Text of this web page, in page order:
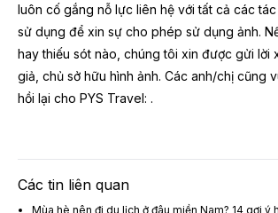
luôn cố gắng nỗ lực liên hệ với tất cả các
sử dụng để xin sự cho phép sử dụng ảnh.
hay thiếu sót nào, chúng tôi xin được gửi lời
giả, chủ sở hữu hình ảnh. Các anh/chị cũng
hồi lại cho PYS Travel: .
Các tin liên quan
Mùa hè nên đi du lịch ở đâu miền Nam? 14 gợi ý